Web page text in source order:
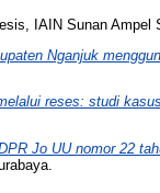
IAIN Sunan Ampel
Nganjuk
reses: studi
Jo UU nomor 22